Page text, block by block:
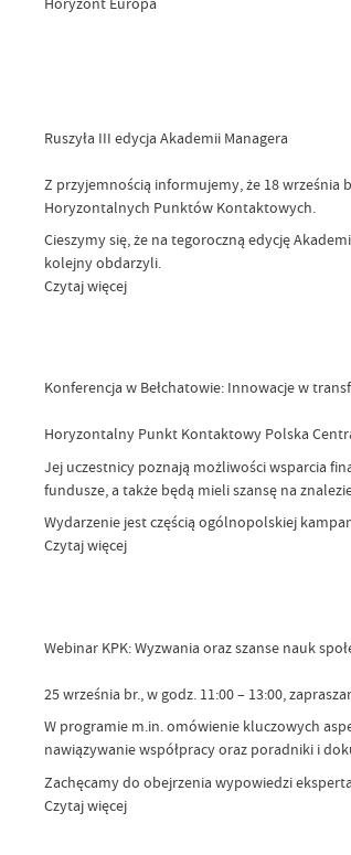
Ruszyła III edycja Akademii Managera
Z przyjemnością informujemy, że 18 września
Horyzontalnych Punktów Kontaktowych.
Cieszymy się, że na tegoroczną edycję
kolejny obdarzyli.
Czytaj więcej
Konferencja w Bełchatowie: Innowacje w
Horyzontalny Punkt Kontaktowy Polska
Jej uczestnicy poznają możliwości wsparcia
fundusze, a także będą mieli szansę na
Wydarzenie jest częścią ogólnopolskiej
Czytaj więcej
Webinar KPK: Wyzwania oraz szanse nauk
25 września br., w godz. 11:00 – 13:00,
W programie m.in. omówienie kluczowych
nawiązywanie współpracy oraz poradniki i
Zachęcamy do obejrzenia wypowiedzi
Czytaj więcej